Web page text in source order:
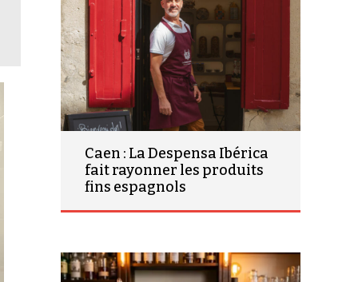
Caen : La Despensa Ibérica
fait rayonner les produits
fins espagnols